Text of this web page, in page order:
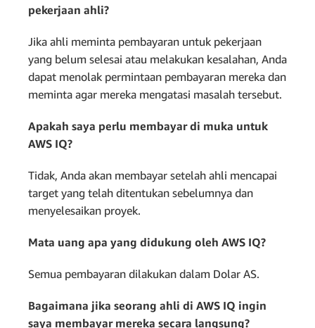
pekerjaan ahli?
Jika ahli meminta pembayaran untuk pekerjaan
yang belum selesai atau melakukan kesalahan, Anda
dapat menolak permintaan pembayaran mereka dan
meminta agar mereka mengatasi masalah tersebut.
Apakah saya perlu membayar di muka untuk
AWS IQ?
Tidak, Anda akan membayar setelah ahli mencapai
target yang telah ditentukan sebelumnya dan
menyelesaikan proyek.
Mata uang apa yang didukung oleh AWS IQ?
Semua pembayaran dilakukan dalam Dolar AS.
Bagaimana jika seorang ahli di AWS IQ ingin
saya membayar mereka secara langsung?